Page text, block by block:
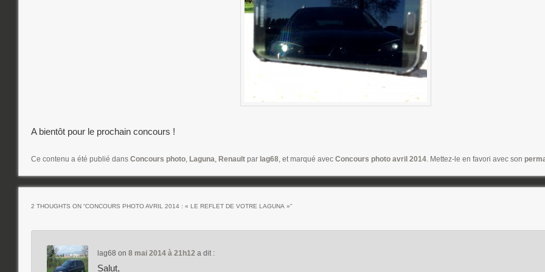
A bientôt pour le prochain concours !
Ce contenu a été publié dansConcours photo ,Laguna ,Renault par lag68 , et marqué avecConcours photo avril 2014 . Mettez-le en favori avec son
2 THOUGHTS ON “CONCOURS PHOTO AVRIL 2014 : « LE REFLET DE VOTRE LAGUNA »”
lag68 on 8 mai 2014 à 21h12 a dit :
Salut,